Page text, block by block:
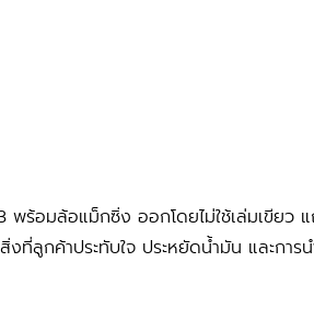
ร้อมล้อแม็กซิ่ง ออกโดยไม่ใช้เล่มเขียว
ลูกค้าประทับใจ ประหยัดน้ำมัน และการน